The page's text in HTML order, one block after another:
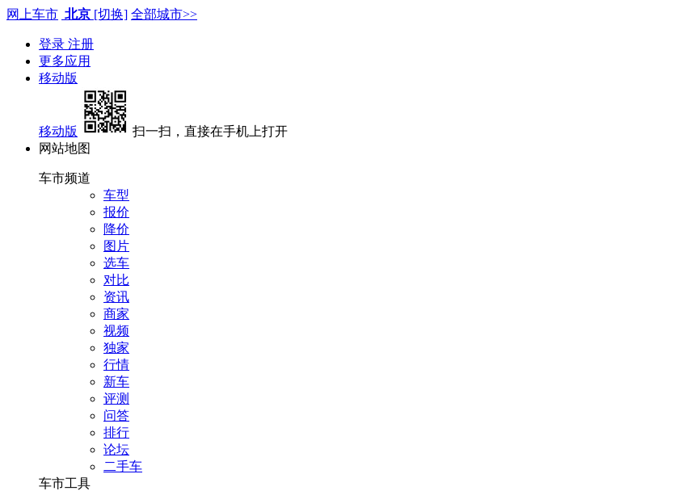
网上车市 北京 [切换] 全部城市>>
登录 注册
更多应用
移动版
移动版
扫一扫，直接在手机上打开
网站地图
车市频道
车型
报价
降价
图片
选车
对比
资讯
商家
视频
独家
行情
新车
评测
问答
排行
论坛
二手车
车市工具